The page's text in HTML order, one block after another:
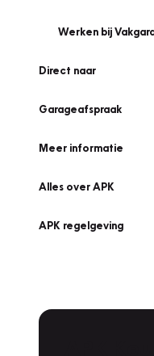
Werken bij
Direct naar
Garageafspraak
Meer informatie
Alles over APK
APK regelgeving